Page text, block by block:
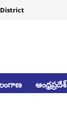
ఆంధ్రప్రదేశ్